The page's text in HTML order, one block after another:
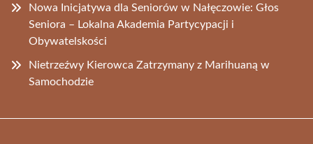
Nowa Inicjatywa dla Seniorów w Nałęczowie: Głos
Seniora – Lokalna Akademia Partycypacji i
Obywatelskości
Nietrzeźwy Kierowca Zatrzymany z Marihuaną w
Samochodzie